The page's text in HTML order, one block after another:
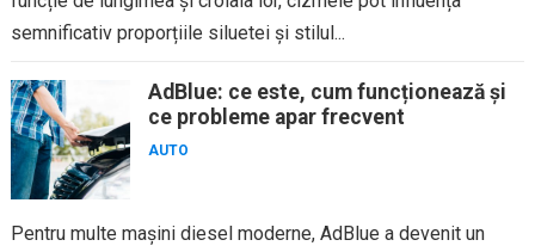
semnificativ proporțiile siluetei și stilul...
AdBlue: ce este, cum funcționează și
ce probleme apar frecvent
AUTO
Pentru multe mașini diesel moderne, AdBlue a devenit un